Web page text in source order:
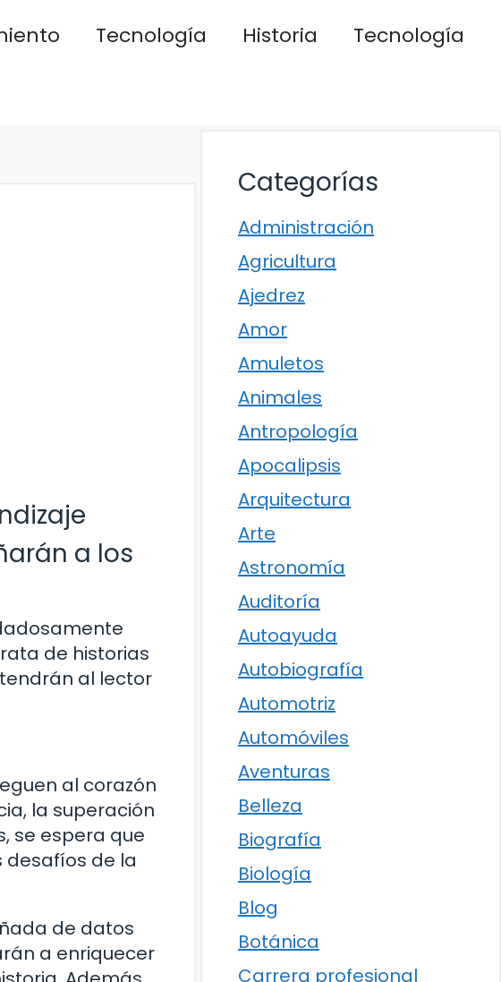
Tecnología Historia
Tecnología
a los
de historias
al lector
al corazón
la superación
se espera que
desafíos de la
de datos
a enriquecer
Categorías
Administración
Agricultura
Ajedrez
Amor
Amuletos
Animales
Antropología
Apocalipsis
Arquitectura
Arte
Astronomía
Auditoría
Autoayuda
Autobiografía
Automotriz
Automóviles
Aventuras
Belleza
Biografía
Biología
Blog
Botánica
Carrera profesional